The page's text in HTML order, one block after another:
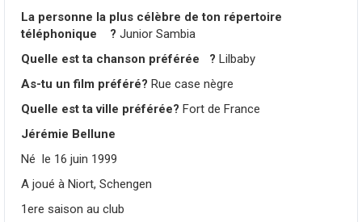
La personne la plus célèbre de ton répertoire
téléphonique
? Junior Sambia
Quelle est ta chanson préférée
? Lilbaby
As-tu un film préféré? Rue case nègre
Quelle est ta ville préférée? Fort de France
Jérémie Bellune
Né le 16 juin 1999
A joué à Niort, Schengen
1ere saison au club